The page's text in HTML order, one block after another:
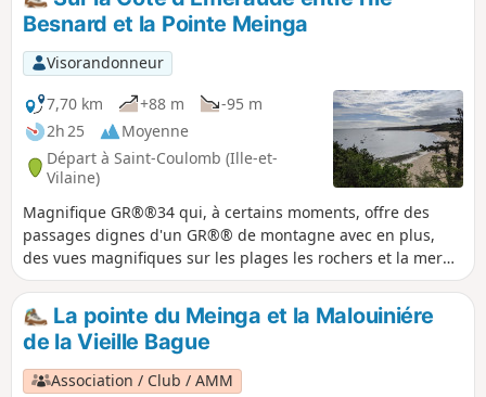
Besnard et la Pointe Meinga
Visorandonneur
7,70 km
+88 m
-95 m
2h 25
Moyenne
Départ à Saint-Coulomb (Ille-et-
Vilaine)
Magnifique GR®®34 qui, à certains moments, offre des
passages dignes d'un GR®® de montagne avec en plus,
des vues magnifiques sur les plages les rochers et la mer
sans oublier la multitude d'îlots rochers visibles à marée
basse mais recouverts aux marées de forts coefficients. Ce
petit circuit sur la Côte d'Émeraude en donne un
magnifique aperçu.
La pointe du Meinga et la Malouiniére
de la Vieille Bague
Association / Club / AMM